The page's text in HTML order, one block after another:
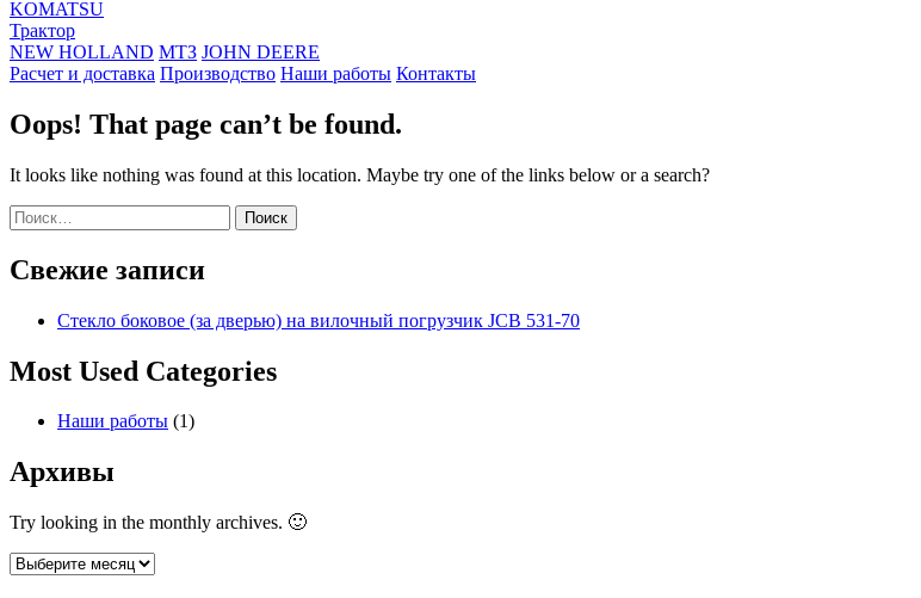
KOMATSU
Трактор
NEW HOLLAND МТЗ JOHN DEERE
Расчет и доставка Производство Наши работы Контакты
Oops! That page can’t be found.
It looks like nothing was found at this location. Maybe try one of the links below or a search?
Найти:
Свежие записи
Стекло боковое (за дверью) на вилочный погрузчик JCB 531-70
Most Used Categories
Наши работы (1)
Архивы
Try looking in the monthly archives. 🙂
Архивы